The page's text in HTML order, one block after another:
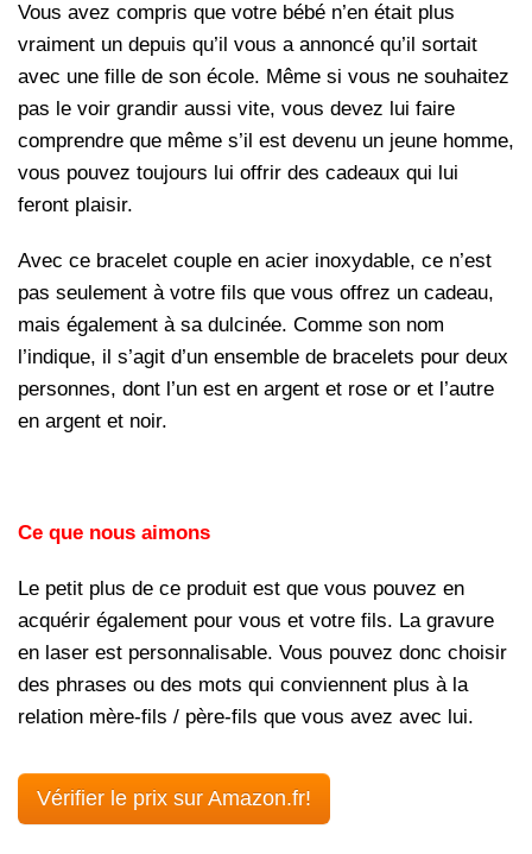
Vous avez compris que votre bébé n’en était plus
vraiment un depuis qu’il vous a annoncé qu’il sortait
avec une fille de son école. Même si vous ne souhaitez
pas le voir grandir aussi vite, vous devez lui faire
comprendre que même s’il est devenu un jeune homme,
vous pouvez toujours lui offrir des cadeaux qui lui
feront plaisir.
Avec ce bracelet couple en acier inoxydable, ce n’est
pas seulement à votre fils que vous offrez un cadeau,
mais également à sa dulcinée. Comme son nom
l’indique, il s’agit d’un ensemble de bracelets pour deux
personnes, dont l’un est en argent et rose or et l’autre
en argent et noir.
Ce que nous aimons
Le petit plus de ce produit est que vous pouvez en
acquérir également pour vous et votre fils. La gravure
en laser est personnalisable. Vous pouvez donc choisir
des phrases ou des mots qui conviennent plus à la
relation mère-fils / père-fils que vous avez avec lui.
Vérifier le prix sur Amazon.fr!